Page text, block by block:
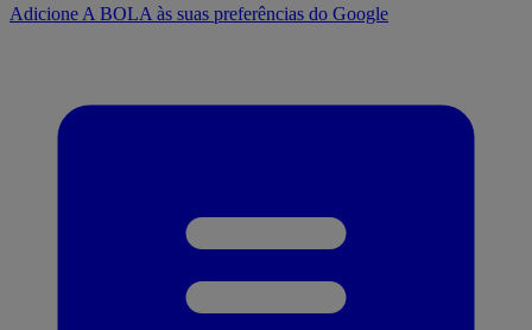
Adicione A BOLA às suas preferências do Google